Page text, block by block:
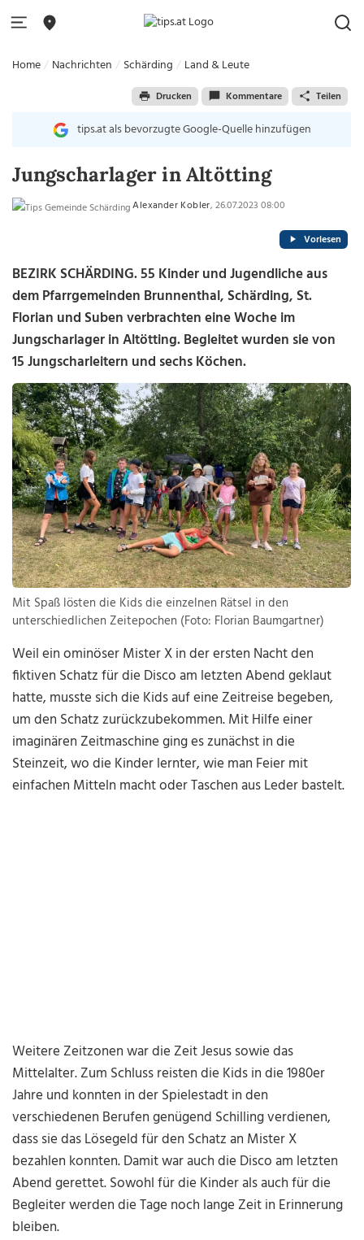
Home Nachrichten Schärding Land & Leute
Drucken Kommentare Teilen
tips.at als bevorzugte Google-Quelle hinzufügen
Jungscharlager in Altötting
Alexander Kobler, 26.07.2023 08:00
Vorlesen
BEZIRK SCHÄRDING. 55 Kinder und Jugendliche aus
dem Pfarrgemeinden Brunnenthal, Schärding, St.
Florian und Suben verbrachten eine Woche im
Jungscharlager in Altötting. Begleitet wurden sie von
15 Jungscharleitern und sechs Köchen.
Mit Spaß lösten die Kids die einzelnen Rätsel in den
unterschiedlichen Zeitepochen (Foto: Florian Baumgartner)
Weil ein ominöser Mister X in der ersten Nacht den
fiktiven Schatz für die Disco am letzten Abend geklaut
hatte, musste sich die Kids auf eine Zeitreise begeben,
um den Schatz zurückzubekommen. Mit Hilfe einer
imaginären Zeitmaschine ging es zunächst in die
Steinzeit, wo die Kinder lernter, wie man Feier mit
einfachen Mitteln macht oder Taschen aus Leder bastelt.
Weitere Zeitzonen war die Zeit Jesus sowie das
Mittelalter. Zum Schluss reisten die Kids in die 1980er
Jahre und konnten in der Spielestadt in den
verschiedenen Berufen genügend Schilling verdienen,
dass sie das Lösegeld für den Schatz an Mister X
bezahlen konnten. Damit war auch die Disco am letzten
Abend gerettet. Sowohl für die Kinder als auch für die
Begleiter werden die Tage noch lange Zeit in Erinnerung
bleiben.